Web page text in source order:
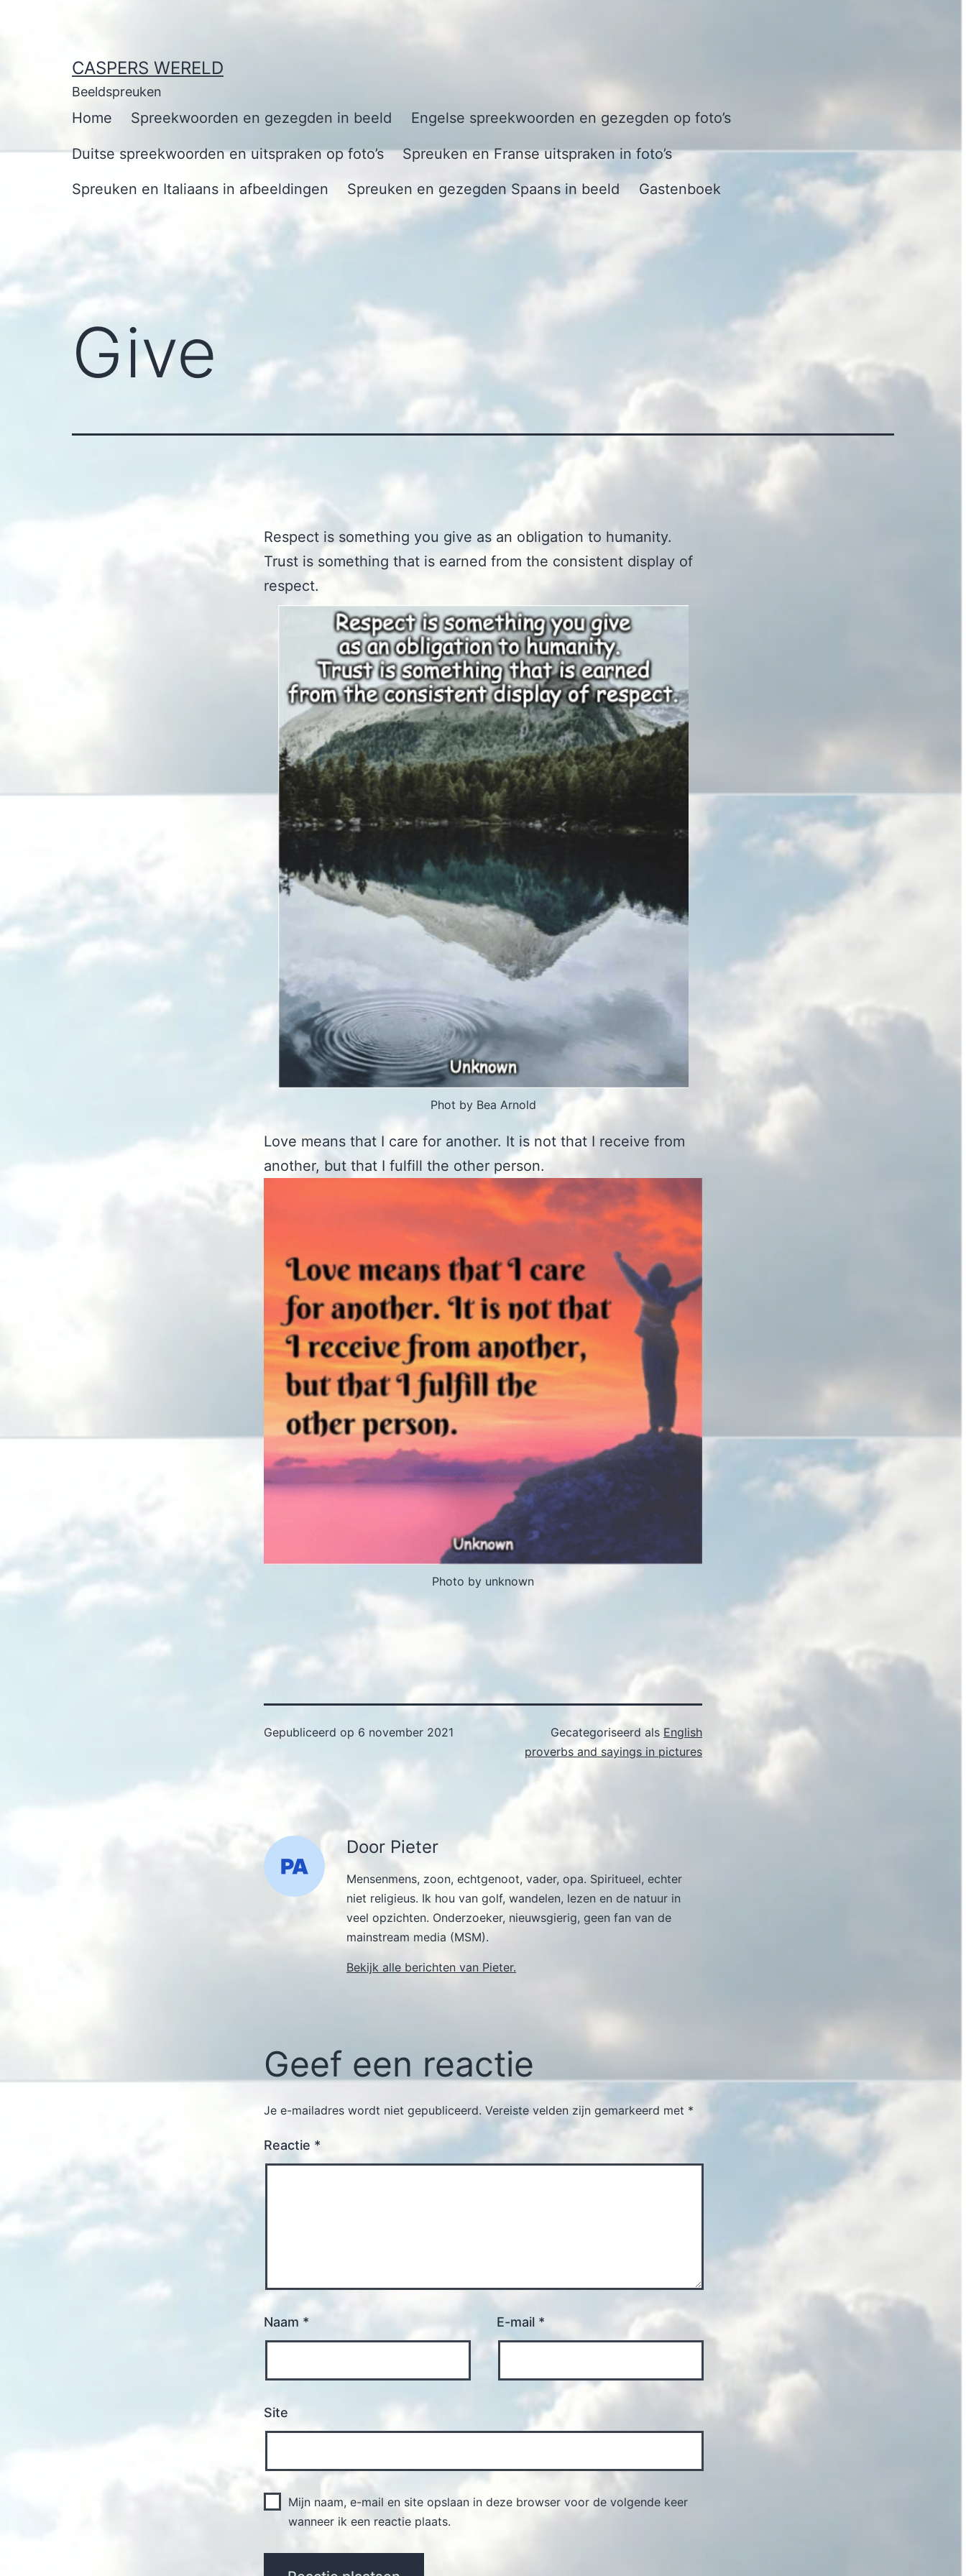
CASPERS WERELD
Beeldspreuken
Home Spreekwoorden en gezegden in beeld Engelse spreekwoorden en gezegden op foto’s
Duitse spreekwoorden en uitspraken op foto’s Spreuken en Franse uitspraken in foto’s
Spreuken en Italiaans in afbeeldingen Spreuken en gezegden Spaans in beeld Gastenboek
Give
Respect is something you give as an obligation to humanity.
Trust is something that is earned from the consistent display of
respect.
Phot by Bea Arnold
Love means that I care for another. It is not that I receive from
another, but that I fulfill the other person.
Photo by unknown
Gepubliceerd op 6 november 2021 Gecategoriseerd als English
proverbs and sayings in pictures
Door Pieter
Mensenmens, zoon, echtgenoot, vader, opa. Spiritueel, echter
niet religieus. Ik hou van golf, wandelen, lezen en de natuur in
veel opzichten. Onderzoeker, nieuwsgierig, geen fan van de
mainstream media (MSM).
Bekijk alle berichten van Pieter.
Geef een reactie
Je e-mailadres wordt niet gepubliceerd. Vereiste velden zijn gemarkeerd met *
Reactie *
Naam * E-mail *
Site
Mijn naam, e-mail en site opslaan in deze browser voor de volgende keer
wanneer ik een reactie plaats.